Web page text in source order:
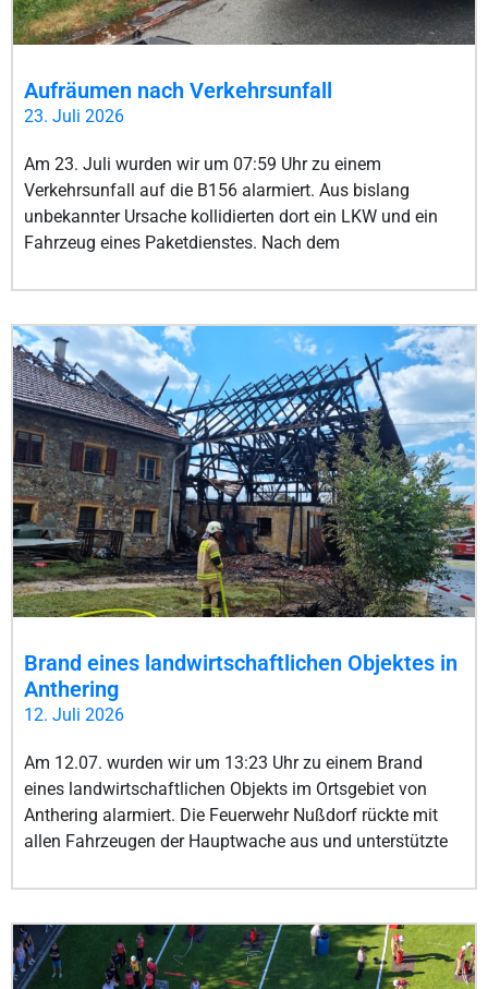
Aufräumen nach Verkehrsunfall
23. Juli 2026
Am 23. Juli wurden wir um 07:59 Uhr zu einem
Verkehrsunfall auf die B156 alarmiert. Aus bislang
unbekannter Ursache kollidierten dort ein LKW und ein
Fahrzeug eines Paketdienstes. Nach dem
Brand eines landwirtschaftlichen Objektes in
Anthering
12. Juli 2026
Am 12.07. wurden wir um 13:23 Uhr zu einem Brand
eines landwirtschaftlichen Objekts im Ortsgebiet von
Anthering alarmiert. Die Feuerwehr Nußdorf rückte mit
allen Fahrzeugen der Hauptwache aus und unterstützte